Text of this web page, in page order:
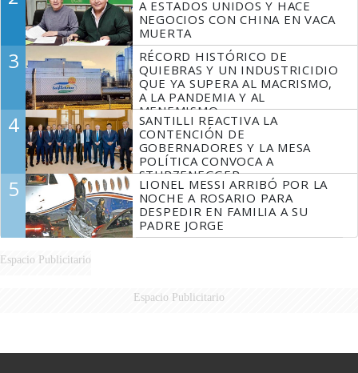
A ESTADOS UNIDOS Y HACE
NEGOCIOS CON CHINA EN VACA
MUERTA
3
RÉCORD HISTÓRICO DE
QUIEBRAS Y UN INDUSTRICIDIO
QUE YA SUPERA AL MACRISMO,
A LA PANDEMIA Y AL
MENEMISMO
4
SANTILLI REACTIVA LA
CONTENCIÓN DE
GOBERNADORES Y LA MESA
POLÍTICA CONVOCA A
STURZENEGGER
5
LIONEL MESSI ARRIBÓ POR LA
NOCHE A ROSARIO PARA
DESPEDIR EN FAMILIA A SU
PADRE JORGE
Espacio Publicitario
Espacio Publicitario